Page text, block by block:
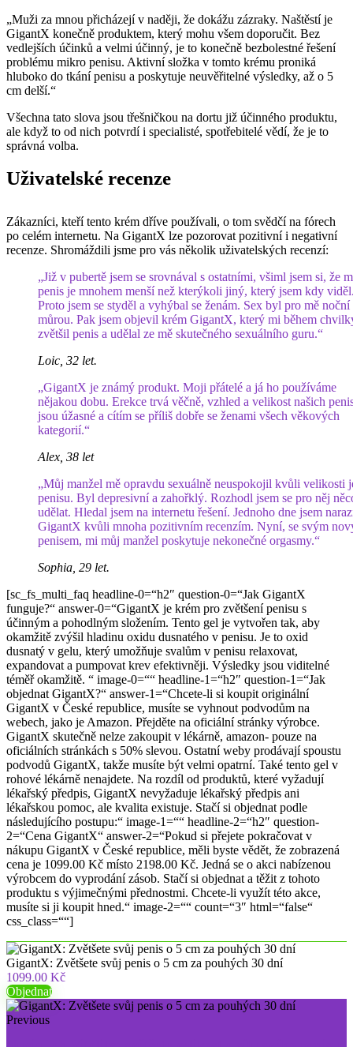
„Muži za mnou přicházejí v naději, že dokážu zázraky. Naštěstí je
GigantX konečně produktem, který mohu všem doporučit. Bez
vedlejších účinků a velmi účinný, je to konečně bezbolestné řešení
problému mikro penisu. Aktivní složka v tomto krému proniká
hluboko do tkání penisu a poskytuje neuvěřitelné výsledky, až o 5
cm delší.“
Všechna tato slova jsou třešničkou na dortu již účinného produktu,
ale když to od nich potvrdí i specialisté, spotřebitelé vědí, že je to
správná volba.
Uživatelské recenze
Zákazníci, kteří tento krém dříve používali, o tom svědčí na fórech
po celém internetu. Na GigantX lze pozorovat pozitivní i negativní
recenze. Shromáždili jsme pro vás několik uživatelských recenzí:
„Již v pubertě jsem se srovnával s ostatními, všiml jsem si, že
penis je mnohem menší než kterýkoli jiný, který jsem kdy
Proto jsem se styděl a vyhýbal se ženám. Sex byl pro mě noční
můrou. Pak jsem objevil krém GigantX, který mi během
zvětšil penis a udělal ze mě skutečného sexuálního guru.“
Loic, 32 let.
„GigantX je známý produkt. Moji přátelé a já ho používáme
nějakou dobu. Erekce trvá věčně, vzhled a velikost našich
jsou úžasné a cítím se příliš dobře se ženami všech věkových
kategorií.“
Alex, 38 let
„Můj manžel mě opravdu sexuálně neuspokojil kvůli velikosti
penisu. Byl depresivní a zahořklý. Rozhodl jsem se pro něj
udělat. Hledal jsem na internetu řešení. Jednoho dne jsem
GigantX kvůli mnoha pozitivním recenzím. Nyní, se svým
penisem, mi můj manžel poskytuje nekonečné orgasmy.“
Sophia, 29 let.
[sc_fs_multi_faq headline-0=“h2″ question-0=“Jak GigantX
funguje?“ answer-0=“GigantX je krém pro zvětšení penisu s
účinným a pohodlným složením. Tento gel je vytvořen tak, aby
okamžitě zvýšil hladinu oxidu dusnatého v penisu. Je to oxid
dusnatý v gelu, který umožňuje svalům v penisu relaxovat,
expandovat a pumpovat krev efektivněji. Výsledky jsou viditelné
téměř okamžitě. “ image-0=““ headline-1=“h2″ question-1=“Jak
objednat GigantX?“ answer-1=“Chcete-li si koupit originální
GigantX v České republice, musíte se vyhnout podvodům na
webech, jako je Amazon. Přejděte na oficiální stránky výrobce.
GigantX skutečně nelze zakoupit v lékárně, amazon- pouze na
oficiálních stránkách s 50% slevou. Ostatní weby prodávají spoustu
podvodů GigantX, takže musíte být velmi opatrní. Také tento gel v
rohové lékárně nenajdete. Na rozdíl od produktů, které vyžadují
lékařský předpis, GigantX nevyžaduje lékařský předpis ani
lékařskou pomoc, ale kvalita existuje. Stačí si objednat podle
následujícího postupu:“ image-1=““ headline-2=“h2″ question-
2=“Cena GigantX“ answer-2=“Pokud si přejete pokračovat v
nákupu GigantX v České republice, měli byste vědět, že zobrazená
cena je 1099.00 Kč místo 2198.00 Kč. Jedná se o akci nabízenou
výrobcem do vyprodání zásob. Stačí si objednat a těžit z tohoto
produktu s výjimečnými přednostmi. Chcete-li využít této akce,
musíte si ji koupit hned.“ image-2=““ count=“3″ html=“false“
css_class=““]
GigantX: Zvětšete svůj penis o 5 cm za pouhých 30 dní
1099.00 Kč
Objednat
Previous